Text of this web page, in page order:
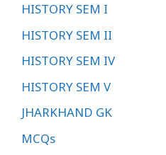
HISTORY SEM I
HISTORY SEM II
HISTORY SEM IV
HISTORY SEM V
JHARKHAND GK
MCQs